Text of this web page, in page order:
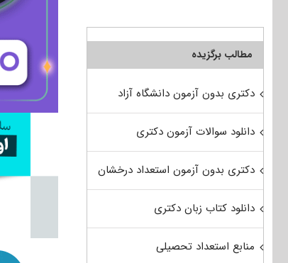
مطالب برگزیده
دکتری بدون آزمون دانشگاه آزاد
دانلود سوالات آزمون دکتری
دکتری بدون آزمون استعداد درخشان
دانلود کتاب زبان دکتری
منابع استعداد تحصیلی